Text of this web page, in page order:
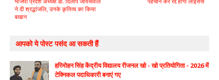
ने दी श्रद्धांजलि, उनके कृतित्व का किया
बखान
आपको ये पोस्ट पसंद आ सकती हैं
हरिमोहन सिंह केंद्रीय विद्यालय रीजनल खो - खो प्रतियोगिता - 2026 में
टेक्निकल पदाधिकारी बनाएं गए